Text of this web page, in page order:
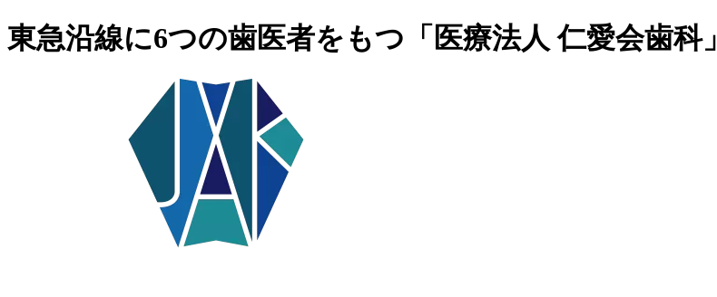
東急沿線に6つの歯医者をもつ「医療法人 仁愛会歯科」